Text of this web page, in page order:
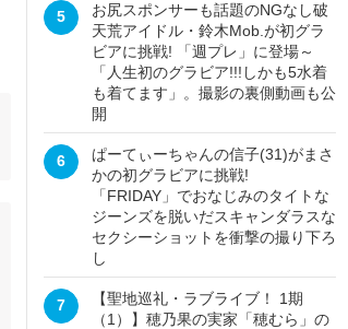
5
お尻スポンサーも話題のNGなし破
天荒アイドル・鈴木Mob.が初グラ
ビアに挑戦! 「週プレ」に登場～
「人生初のグラビア!!!しかも5水着
も着てます」。撮影の裏側動画も公
開
6
ぱーてぃーちゃんの信子(31)がまさ
かの初グラビアに挑戦!
「FRIDAY」でおなじみのタイトな
ジーンズを脱いだスキャンダラスな
セクシーショットを衝撃の撮り下ろ
し
7
【聖地巡礼・ラブライブ！ 1期
（1）】穂乃果の実家「穂むら」の